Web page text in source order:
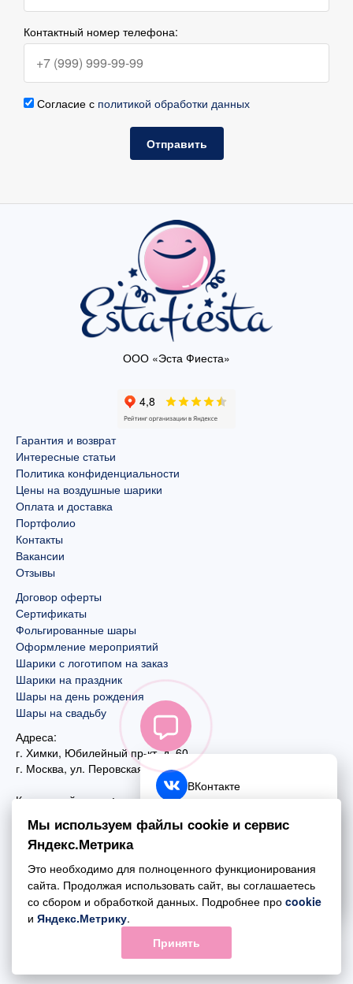
Контактный номер телефона:
Согласие с политикой обработки данных
Отправить
ООО «Эста Фиеста»
Гарантия и возврат
Интересные статьи
Политика конфиденциальности
Цены на воздушные шарики
Оплата и доставка
Портфолио
Контакты
Вакансии
Отзывы
Договор оферты
Сертификаты
Фольгированные шары
Оформление мероприятий
Шарики с логотипом на заказ
Шарики на праздник
Шары на день рождения
Шары на свадьбу
Адреса:
г. Химки, Юбилейный пр-кт, д. 60
г. Москва, ул. Перовская, д. 59
Контактный номер:
+7 (495) 970-44-75
Почта:
mail@esta-fiesta.ru
Режим работы интернет-магазина:
ПН-ВС с 09:00 до 21:00
ВКонтакте
Telegram
Обратный звонок
Мы используем файлы cookie и сервис
Яндекс.Метрика
Это необходимо для полноценного функционирования
сайта. Продолжая использовать сайт, вы соглашаетесь
со сбором и обработкой данных. Подробнее про cookie
и Яндекс.Метрику.
Принять